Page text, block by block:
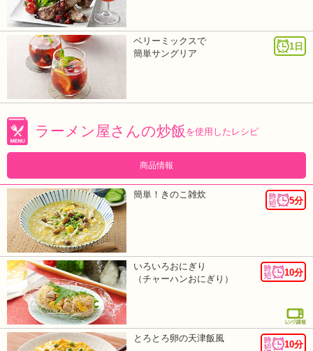
1日
ベリーミックスで
簡単サングリア
ラーメン屋さんの炒飯 を使用したレシピ
商品情報
5分
簡単！きのこ雑炊
10分
いろいろおにぎり
（チャーハンおにぎり）
10分
とろとろ卵の天津飯風